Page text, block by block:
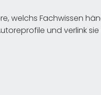
welchs Fachwissen
und verlink sie